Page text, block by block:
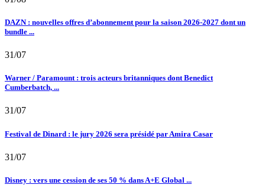
DAZN : nouvelles offres d’abonnement pour la saison 2026-2027 dont un
bundle ...
31/07
Warner / Paramount : trois acteurs britanniques dont Benedict
Cumberbatch, ...
31/07
Festival de Dinard : le jury 2026 sera présidé par Amira Casar
31/07
Disney : vers une cession de ses 50 % dans A+E Global ...